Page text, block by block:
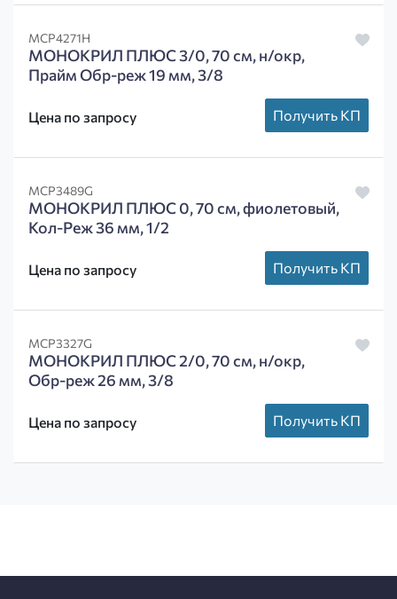
MCP4271H
МОНОКРИЛ ПЛЮС 3/0, 70 см, н/окр,
Прайм Обр-реж 19 мм, 3/8
Цена по запросу Получить КП
MCP3489G
МОНОКРИЛ ПЛЮС 0, 70 см, фиолетовый,
Кол-Реж 36 мм, 1/2
Цена по запросу Получить КП
MCP3327G
МОНОКРИЛ ПЛЮС 2/0, 70 см, н/окр,
Обр-реж 26 мм, 3/8
Цена по запросу Получить КП